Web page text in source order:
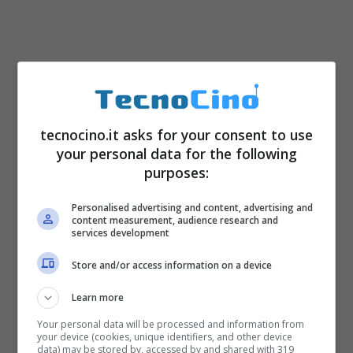
E la scheda tecnica? Troviamo undisplay
con diagonale da 5 pollici e risoluzione HD
ossia 1280×720 pixel,processore
Qualcomm Snapdragon 616 octa-core
accompagnato da 2GB di memoria Ram e
16GB di memoria interna espandibile via
microSD fino a ulteriori 128GB, il
operativo Android 5.1.1 Lollipop
tecnocino.it asks for your consent to use
your personal data for the following
purposes:
Personalised advertising and content, advertising and
content measurement, audience research and
services development
Store and/or access information on a device
Learn more
Your personal data will be processed and information from
your device (cookies, unique identifiers, and other device
data) may be stored by, accessed by and shared with 319